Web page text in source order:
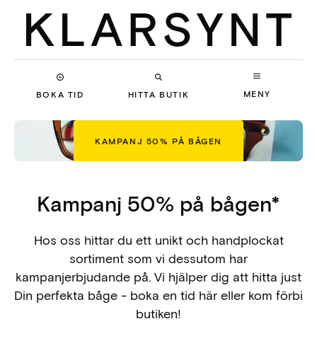
BOKA TID HITTA BUTIK MENY
KAMPANJ 50% PÅ BÅGEN
Kampanj 50% på bågen*
Hos oss hittar du ett unikt och handplockat
sortiment som vi dessutom har
kampanjerbjudande på. Vi hjälper dig att hitta just
Din perfekta båge - boka en tid här eller kom förbi
butiken!